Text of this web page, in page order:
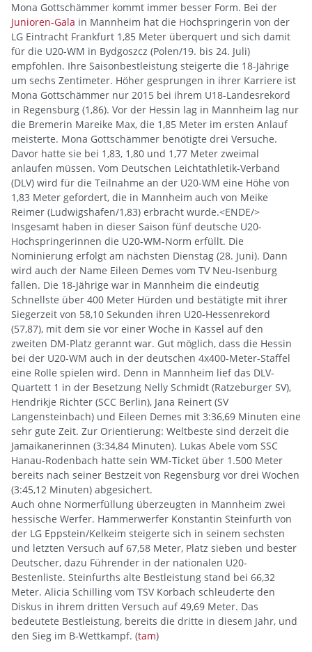
Mona Gottschämmer kommt immer besser Form. Bei der
Junioren-Gala in Mannheim hat die Hochspringerin von der
LG Eintracht Frankfurt 1,85 Meter überquert und sich damit
für die U20-WM in Bydgoszcz (Polen/19. bis 24. Juli)
empfohlen. Ihre Saisonbestleistung steigerte die 18-Jährige
um sechs Zentimeter. Höher gesprungen in ihrer Karriere ist
Mona Gottschämmer nur 2015 bei ihrem U18-Landesrekord
in Regensburg (1,86). Vor der Hessin lag in Mannheim lag nur
die Bremerin Mareike Max, die 1,85 Meter im ersten Anlauf
meisterte. Mona Gottschämmer benötigte drei Versuche.
Davor hatte sie bei 1,83, 1,80 und 1,77 Meter zweimal
anlaufen müssen. Vom Deutschen Leichtathletik-Verband
(DLV) wird für die Teilnahme an der U20-WM eine Höhe von
1,83 Meter gefordert, die in Mannheim auch von Meike
Reimer (Ludwigshafen/1,83) erbracht wurde.<ENDE/>
Insgesamt haben in dieser Saison fünf deutsche U20-
Hochspringerinnen die U20-WM-Norm erfüllt. Die
Nominierung erfolgt am nächsten Dienstag (28. Juni). Dann
wird auch der Name Eileen Demes vom TV Neu-Isenburg
fallen. Die 18-Jährige war in Mannheim die eindeutig
Schnellste über 400 Meter Hürden und bestätigte mit ihrer
Siegerzeit von 58,10 Sekunden ihren U20-Hessenrekord
(57,87), mit dem sie vor einer Woche in Kassel auf den
zweiten DM-Platz gerannt war. Gut möglich, dass die Hessin
bei der U20-WM auch in der deutschen 4x400-Meter-Staffel
eine Rolle spielen wird. Denn in Mannheim lief das DLV-
Quartett 1 in der Besetzung Nelly Schmidt (Ratzeburger SV),
Hendrikje Richter (SCC Berlin), Jana Reinert (SV
Langensteinbach) und Eileen Demes mit 3:36,69 Minuten eine
sehr gute Zeit. Zur Orientierung: Weltbeste sind derzeit die
Jamaikanerinnen (3:34,84 Minuten). Lukas Abele vom SSC
Hanau-Rodenbach hatte sein WM-Ticket über 1.500 Meter
bereits nach seiner Bestzeit von Regensburg vor drei Wochen
(3:45,12 Minuten) abgesichert.
Auch ohne Normerfüllung überzeugten in Mannheim zwei
hessische Werfer. Hammerwerfer Konstantin Steinfurth von
der LG Eppstein/Kelkeim steigerte sich in seinem sechsten
und letzten Versuch auf 67,58 Meter, Platz sieben und bester
Deutscher, dazu Führender in der nationalen U20-
Bestenliste. Steinfurths alte Bestleistung stand bei 66,32
Meter. Alicia Schilling vom TSV Korbach schleuderte den
Diskus in ihrem dritten Versuch auf 49,69 Meter. Das
bedeutete Bestleistung, bereits die dritte in diesem Jahr, und
den Sieg im B-Wettkampf. (tam)